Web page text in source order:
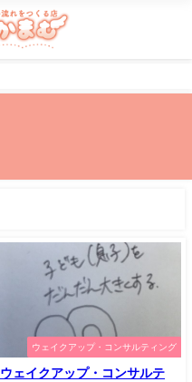
ウェイクアップ・コンサルティング
ウェイクアップ・コンサルテ